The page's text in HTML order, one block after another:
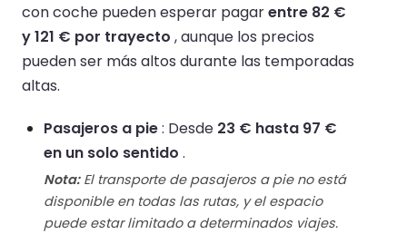
con coche pueden esperar pagarentre 82 €
y 121 € por trayecto , aunque los precios
pueden ser más altos durante las temporadas
altas.
Pasajeros a pie: Desde 23 € hasta 97 €
en un solo sentido .
Nota:El transporte de pasajeros a pie no está
disponible en todas las rutas, y el espacio
puede estar limitado a determinados viajes.